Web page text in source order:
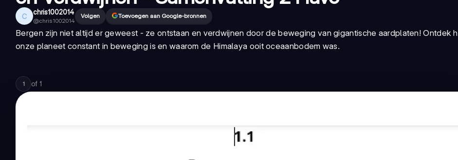
C chris1002014
@chris1002014
Volgen Toevoegen aan Google-bronnen
Bergen zijn niet altijd er geweest - ze ontstaan en verdwijnen door de beweging van gigantische aardplaten! Ontdek
onze planeet constant in beweging is en waarom de Himalaya ooit oceaanbodem was.
1 of 1